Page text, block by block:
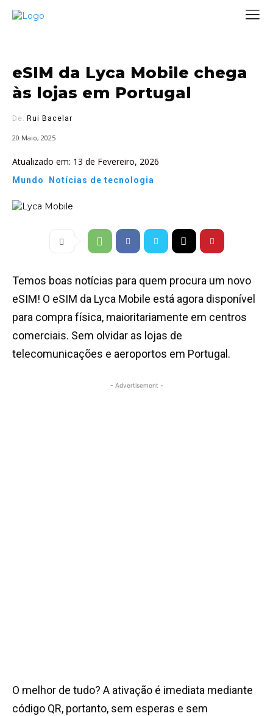
eSIM da Lyca Mobile chega
às lojas em Portugal
De: Rui Bacelar
20 Maio, 2025
Atualizado em: 13 de Fevereiro, 2026
Mundo Notícias de tecnologia
Temos boas notícias para quem procura um novo
eSIM! O eSIM da Lyca Mobile está agora disponível
para compra física, maioritariamente em centros
comerciais. Sem olvidar as lojas de
telecomunicações e aeroportos em Portugal.
- Advertisement -
O melhor de tudo? A ativação é imediata mediante
código QR, portanto, sem esperas e sem